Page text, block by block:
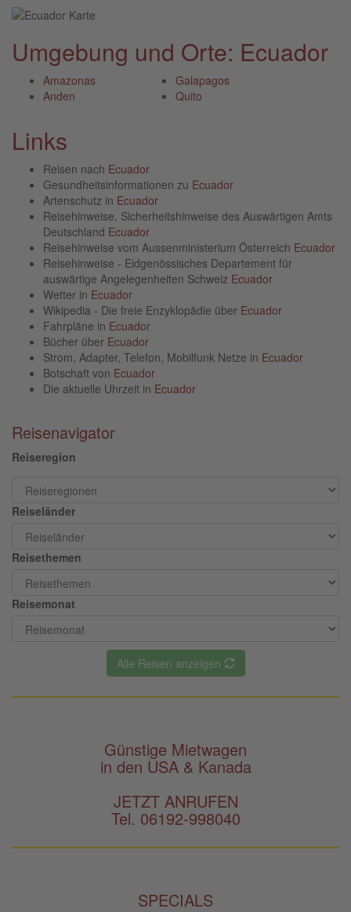
Umgebung und Orte: Ecuador
Amazonas
Anden
Galapagos
Quito
Links
Reisen nach Ecuador
Gesundheitsinformationen zu Ecuador
Artenschutz in Ecuador
Reisehinweise, Sicherheitshinweise des Auswärtigen Amts
Deutschland Ecuador
Reisehinweise vom Aussenministerium Österreich Ecuador
Reisehinweise - Eidgenössisches Departement für
auswärtige Angelegenheiten Schweiz Ecuador
Wetter in Ecuador
Wikipedia - Die freie Enzyklopädie über Ecuador
Fahrpläne in Ecuador
Bücher über Ecuador
Strom, Adapter, Telefon, Mobilfunk Netze in Ecuador
Botschaft von Ecuador
Die aktuelle Uhrzeit in Ecuador
Reisenavigator
Reiseregion
Reiseländer
Reisethemen
Reisemonat
Alle Reisen anzeigen
Günstige Mietwagen
in den USA & Kanada
JETZT ANRUFEN
Tel. 06192-998040
SPECIALS